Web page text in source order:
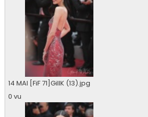
14 MAI [FiF 71]GillK (13).jpg
0 vu